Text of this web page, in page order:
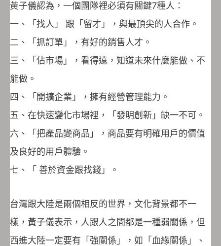
黃子儀認為，一個團隊裡必須有關鍵7種人：
一、「找人」 跟「留才」，與最頂尖的人合作。
二、「抓訂單」，有好的銷售人才。
三、「佔市場」，看得遠，知道未來什麼能做、不
能做。
四、「開擴企業」，擁有經營管理能力。
五、在快速變化市場裡，「發明創新」缺一不可。
六、「把產品變商品」，商品要有明確用戶的價值
及良好的用戶體驗。
七、「 善於資金跟找錢」。
台灣跟大陸是兩個相反的世界，文化背景都不一
樣，黃子儀表示，人跟人之間都是一種弱關係，但
西進大陸一定要有「強關係」，如「血緣關係」、